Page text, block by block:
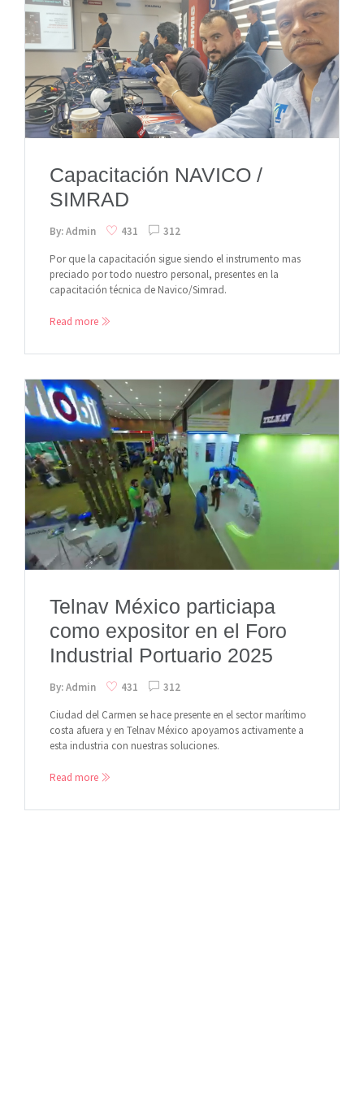
Capacitación NAVICO /
SIMRAD
By: Admin 431
312
Por que la capacitación sigue siendo el instrumento mas
preciado por todo nuestro personal, presentes en la
capacitación técnica de Navico/Simrad.
Read more
Telnav México particiapa
como expositor en el Foro
Industrial Portuario 2025
By: Admin 431
312
Ciudad del Carmen se hace presente en el sector marítimo
costa afuera y en Telnav México apoyamos activamente a
esta industria con nuestras soluciones.
Read more